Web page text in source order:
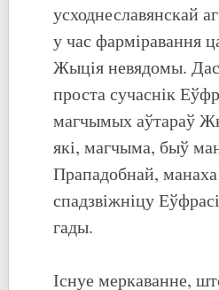
усходнеславянскай
у час фарміравання
Жыція невядомы.
проста сучаснік
магчымых аўтараў
які, магчыма, быў
Прападобнай,
спадзвіжніцу
гады.
Існуе меркаванне,